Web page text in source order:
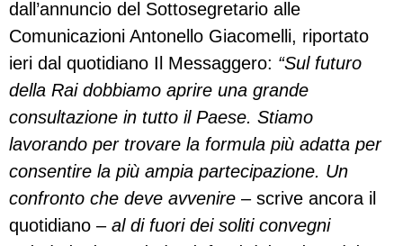
dall’annuncio del Sottosegretario alle
Comunicazioni Antonello Giacomelli, riportato
ieri dal quotidiano Il Messaggero: “Sul futuro
della Rai dobbiamo aprire una grande
consultazione in tutto il Paese. Stiamo
lavorando per trovare la formula più adatta per
consentire la più ampia partecipazione. Un
confronto che deve avvenire – scrive ancora il
quotidiano –al di fuori dei soliti convegni